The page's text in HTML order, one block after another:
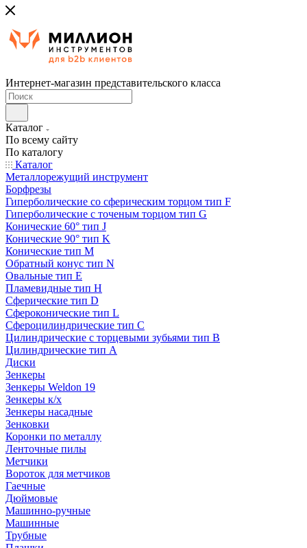
Интернет-магазин представительского класса
Каталог
По всему сайту
По каталогу
Каталог
Металлорежущий инструмент
Борфрезы
Гиперболические cо сферическим торцом тип F
Гиперболические с точеным торцом тип G
Конические 60° тип J
Конические 90° тип K
Конические тип M
Обратный конус тип N
Овальные тип E
Пламевидные тип H
Сферические тип D
Сфероконические тип L
Сфероцилиндрические тип C
Цилиндрические с торцевыми зубьями тип B
Цилиндрические тип А
Диски
Зенкеры
Зенкеры Weldon 19
Зенкеры к/х
Зенкеры насадные
Зенковки
Коронки по металлу
Ленточные пилы
Метчики
Вороток для метчиков
Гаечные
Дюймовые
Машинно-ручные
Машинные
Трубные